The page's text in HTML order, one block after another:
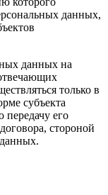
данных,
данных на
только в
субъекта
его
стороной